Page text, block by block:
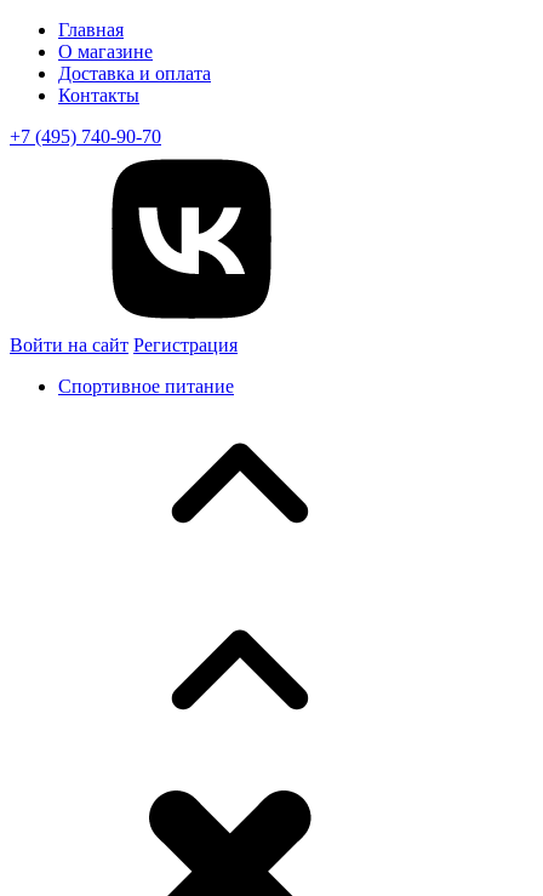
Главная
О магазине
Доставка и оплата
Контакты
+7 (495) 740-90-70
Войти на сайт Регистрация
Спортивное питание